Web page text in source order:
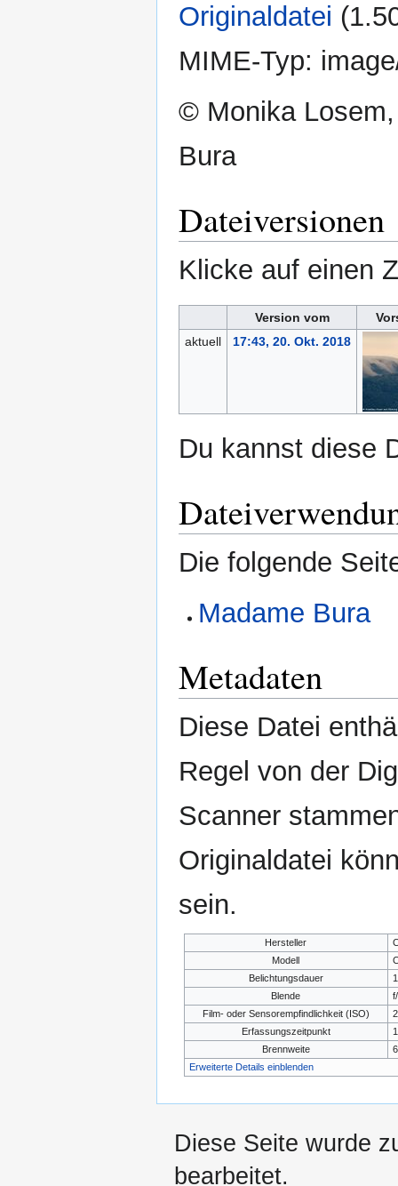
Originaldatei
MIME-Typ:
© Monika
Bura
Dateiversionen
Klicke auf einen
Version vom
aktuell
17:43, 20. Okt. 2018
Du kannst diese
Die folgende
Madame Bura
Metadaten
Diese Datei
Regel von der
Scanner
Originaldatei
sein.
Hersteller
Modell
Belichtungsdauer
Blende
Film- oder Sensorempfindlichkeit (ISO)
Erfassungszeitpunkt
Brennweite
Erweiterte Details einblenden
Diese Seite wurde
bearbeitet.